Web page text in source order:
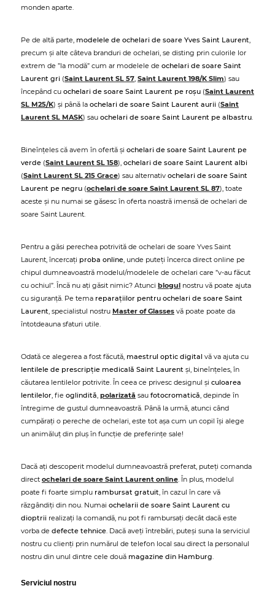
monden aparte.
Pe de altă parte, modelele de ochelari de soare Yves Saint Laurent,
precum și alte câteva branduri de ochelari, se disting prin culorile lor
extrem de ”la modă” cum ar modelele de ochelari de soare Saint
Laurent gri (Saint Laurent SL 57, Saint Laurent 198/K Slim) sau
începând cu ochelari de soare Saint Laurent pe roșu (Saint Laurent
SL M25/K) și până la ochelari de soare Saint Laurent aurii (Saint
Laurent SL MASK) sau ochelari de soare Saint Laurent pe albastru.
Bineînțeles că avem în ofertă și ochelari de soare Saint Laurent pe
verde (Saint Laurent SL 158), ochelari de soare Saint Laurent albi
(Saint Laurent SL 215 Grace) sau alternativ ochelari de soare Saint
Laurent pe negru (ochelari de soare Saint Laurent SL 87), toate
aceste și nu numai se găsesc în oferta noastră imensă de ochelari de
soare Saint Laurent.
Pentru a găsi perechea potrivită de ochelari de soare Yves Saint
Laurent, încercați proba online, unde puteți încerca direct online pe
chipul dumneavoastră modelul/modelele de ochelari care ”v-au făcut
cu ochiul”. Încă nu ați găsit nimic? Atunci blogul nostru vă poate ajuta
cu siguranță. Pe tema reparațiilor pentru ochelari de soare Saint
Laurent, specialistul nostru Master of Glasses vă poate poate da
întotdeauna sfaturi utile.
Odată ce alegerea a fost făcută, maestrul optic digital vă va ajuta cu
lentilele de prescripție medicală Saint Laurent și, bineînțeles, în
căutarea lentilelor potrivite. În ceea ce privesc designul și culoarea
lentilelor, fie oglindită, polarizată sau fotocromatică, depinde în
întregime de gustul dumneavoastră. Până la urmă, atunci când
cumpărați o pereche de ochelari, este tot așa cum un copil își alege
un animăluț din pluș în funcție de preferințe sale!
Dacă ați descoperit modelul dumneavoastră preferat, puteți comanda
direct ochelari de soare Saint Laurent online. În plus, modelul
poate fi foarte simplu rambursat gratuit, în cazul în care vă
răzgândiți din nou. Numai ochelarii de soare Saint Laurent cu
dioptrii realizați la comandă, nu pot fi rambursați decât dacă este
vorba de defecte tehnice. Dacă aveți întrebări, puteși suna la serviciul
nostru cu clienți prin numărul de telefon local sau direct la personalul
nostru din unul dintre cele două magazine din Hamburg.
Serviciul nostru